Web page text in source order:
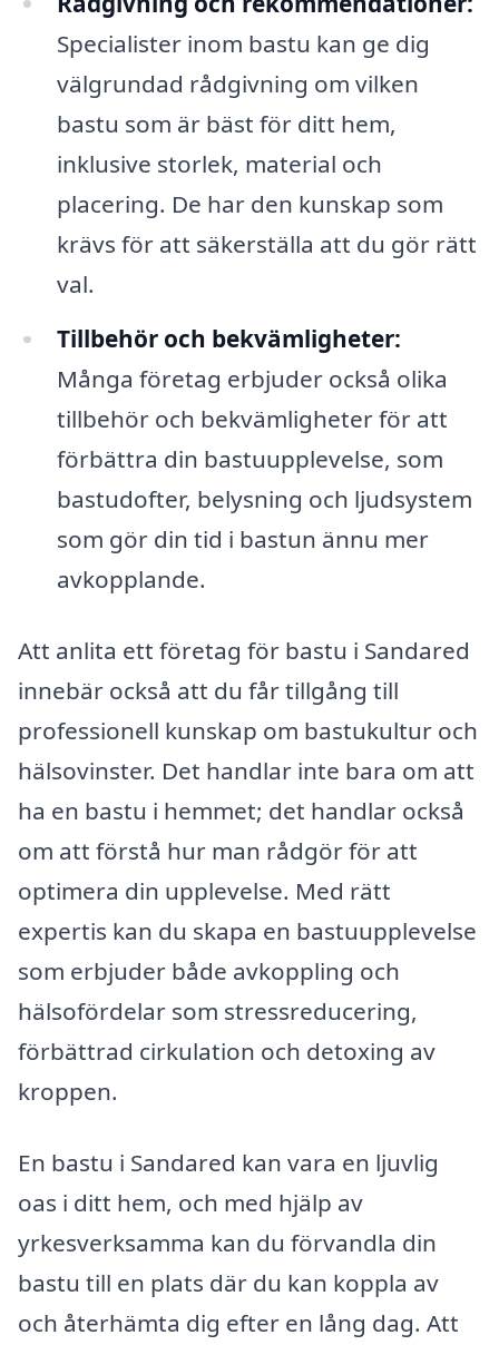
Specialister inom bastu kan ge dig
välgrundad rådgivning om vilken
bastu som är bäst för ditt hem,
inklusive storlek, material och
placering. De har den kunskap som
krävs för att säkerställa att du gör rätt
val.
Tillbehör och bekvämligheter:
Många företag erbjuder också olika
tillbehör och bekvämligheter för att
förbättra din bastuupplevelse, som
bastudofter, belysning och ljudsystem
som gör din tid i bastun ännu mer
avkopplande.
Att anlita ett företag för bastu i Sandared
innebär också att du får tillgång till
professionell kunskap om bastukultur och
hälsovinster. Det handlar inte bara om att
ha en bastu i hemmet; det handlar också
om att förstå hur man rådgör för att
optimera din upplevelse. Med rätt
expertis kan du skapa en bastuupplevelse
som erbjuder både avkoppling och
hälsofördelar som stressreducering,
förbättrad cirkulation och detoxing av
kroppen.
En bastu i Sandared kan vara en ljuvlig
oas i ditt hem, och med hjälp av
yrkesverksamma kan du förvandla din
bastu till en plats där du kan koppla av
och återhämta dig efter en lång dag. Att